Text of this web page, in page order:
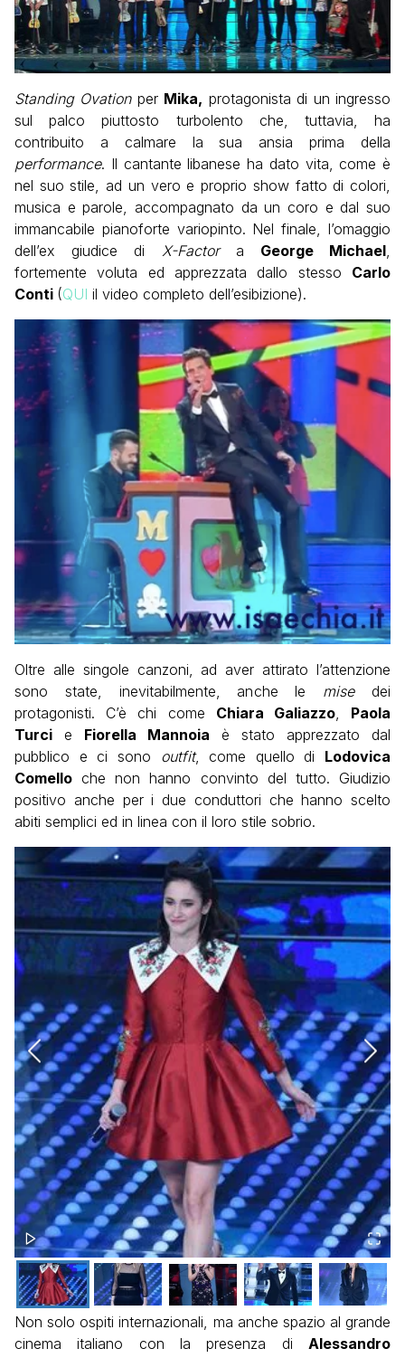
Standing Ovationper Mika, protagonista di un ingresso
sul palco piuttosto turbolento che, tuttavia, ha
contribuito a calmare la sua ansia prima della
performance. Il cantante libanese ha dato vita, come è
nel suo stile, ad un vero e proprio show fatto di colori,
musica e parole, accompagnato da un coro e dal suo
immancabile pianoforte variopinto. Nel finale, l’omaggio
dell’ex giudice di X-Factora George Michael
fortemente voluta ed apprezzata dallo stesso Carlo
Conti (QUI il video completo dell’esibizione).
Oltre alle singole canzoni, ad aver attirato l’attenzione
sono state, inevitabilmente, anche le misedei
protagonisti. C’è chi come Chiara Galiazzo, Paola
Turci e Fiorella Mannoia è stato apprezzato dal
pubblico e ci sono outfit, come quello di Lodovica
Comello che non hanno convinto del tutto. Giudizio
positivo anche per i due conduttori che hanno scelto
abiti semplici ed in linea con il loro stile sobrio.
Non solo ospiti internazionali, ma anche spazio al grande
cinema italiano con la presenza di Alessandro